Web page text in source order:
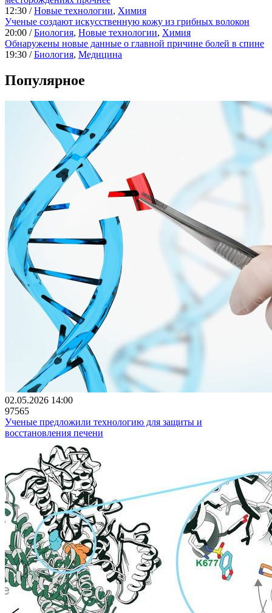
12:30 /Новые технологии, Химия
Ученые создают искусственную кожу из грибных волокон
20:00 /Биология, Новые технологии, Химия
Обнаружены новые данные о главной причине болей в спине
19:30 /Биология, Медицина
Популярное
02.05.2026 14:00
97565
Ученые предложили технологию для защиты и
восстановления печени